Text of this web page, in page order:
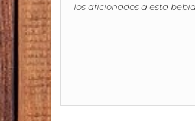
los aficionados a esta